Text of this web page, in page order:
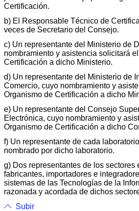
Certificación.
b) El Responsable Técnico de
veces de Secretario del Consejo.
c) Un representante del Ministerio de
nombramiento y asistencia solicitará
Certificación a dicho Ministerio.
d) Un representante del Ministerio de
Comercio, cuyo nombramiento y
Organismo de Certificación a dicho
e) Un representante del Consejo
Electrónica, cuyo nombramiento y
Organismo de Certificación a dicho
f) Un representante de cada
nombrado por dicho laboratorio.
g) Dos representantes de los sectores
fabricantes, importadores e
sistemas de las Tecnologías de la
razonada y acordada de dichos
Subir